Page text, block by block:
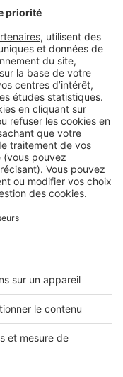
pour
de vos
un outil qui
...
Paris